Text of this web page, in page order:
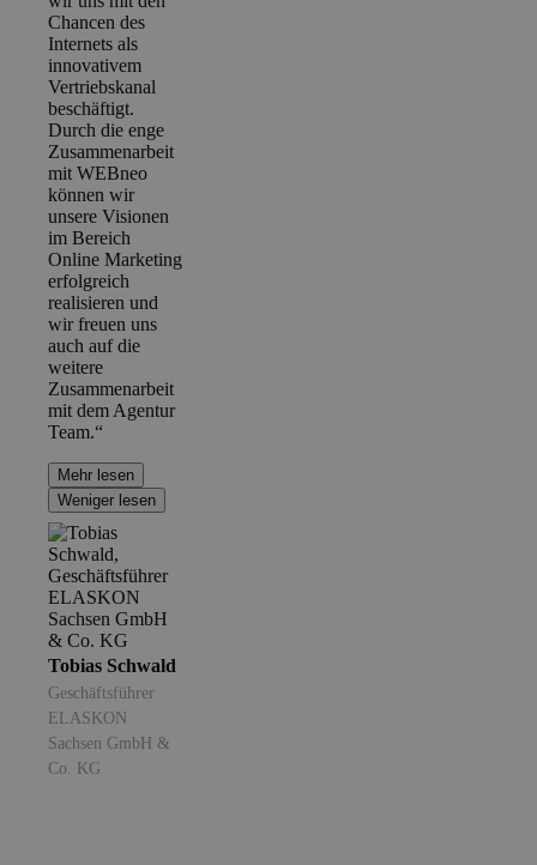
Chancen des
Internets als
innovativem
Vertriebskanal
beschäftigt.
Durch die enge
Zusammenarbeit
mit WEBneo
können wir
unsere Visionen
im Bereich
Online Marketing
erfolgreich
realisieren und
wir freuen uns
auch auf die
weitere
Zusammenarbeit
mit dem Agentur
Team.“
Mehr lesen
Weniger lesen
Tobias Schwald
Geschäftsführer
ELASKON
Sachsen GmbH &
Co. KG